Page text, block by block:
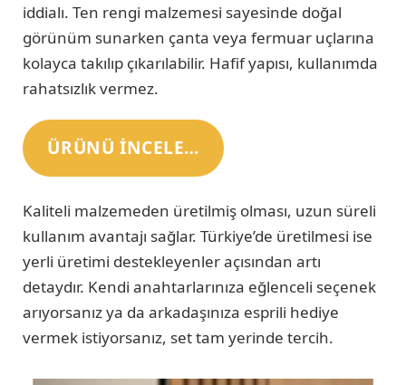
iddialı. Ten rengi malzemesi sayesinde doğal
görünüm sunarken çanta veya fermuar uçlarına
kolayca takılıp çıkarılabilir. Hafif yapısı, kullanımda
rahatsızlık vermez.
ÜRÜNÜ INCELE…
Kaliteli malzemeden üretilmiş olması, uzun süreli
kullanım avantajı sağlar. Türkiye’de üretilmesi ise
yerli üretimi destekleyenler açısından artı
detaydır. Kendi anahtarlarınıza eğlenceli seçenek
arıyorsanız ya da arkadaşınıza esprili hediye
vermek istiyorsanız, set tam yerinde tercih.